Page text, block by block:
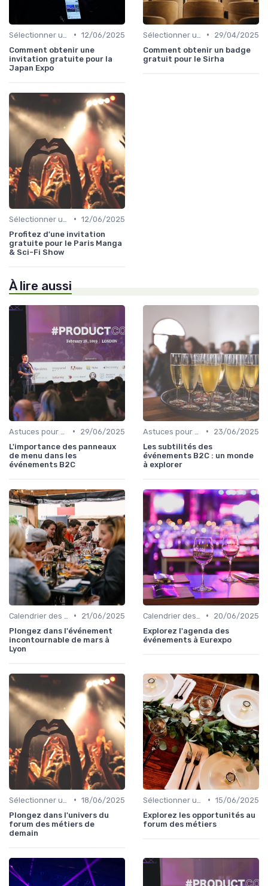
• 12/06/2025
Comment obtenir une
invitation gratuite pour la
Japan Expo
•
29/04/2025
Comment obtenir un badge
gratuit pour le Sirha
• 12/06/2025
Profitez d'une invitation
gratuite pour le Paris Manga
& Sci-Fi Show
À lire aussi
•
29/06/2025
L'importance des panneaux
de menu dans les
événements B2C
•
23/06/2025
Les subtilités des
événements B2C : un monde
à explorer
•
21/06/2025
Plongez dans l'événement
incontournable de mars à
Lyon
•
20/06/2025
Explorez l'agenda des
événements à Eurexpo
• 18/06/2025
Plongez dans l'univers du
forum des métiers de
demain
• 15/06/2025
Explorez les opportunités au
forum des métiers